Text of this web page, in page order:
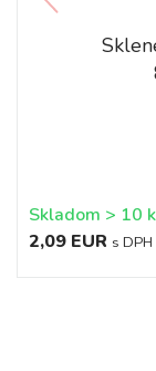
2,09 EUR s DPH